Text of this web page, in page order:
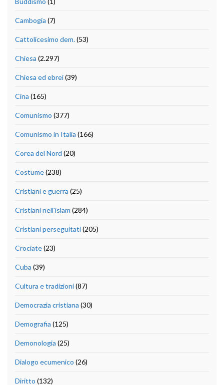
Cambogia (7)
Cattolicesimo dem.(53)
Chiesa (2.297)
Chiesa ed ebrei(39)
Cina (165)
Comunismo (377)
Comunismo in Italia (166)
Corea del Nord (20)
Costume(238)
Cristiani e guerra (25)
Cristiani nell'islam (284)
Cristiani perseguitati(205)
Crociate(23)
Cuba (39)
Cultura e tradizioni(87)
Democrazia cristiana (30)
Demografia (125)
Demonologia (25)
Dialogo ecumenico (26)
Diritto (132)